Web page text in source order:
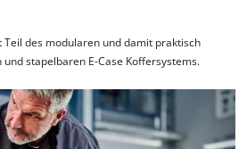
Teil des modularen und damit praktisch
stapelbaren E-Case Koffersystems.